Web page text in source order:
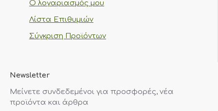
Ο λογαριασμός μου
Λίστα Επιθυμιών
Σύγκριση Προϊόντων
Newsletter
Μείνετε συνδεδεμένοι για προσφορές, νέα
προϊόντα και άρθρα